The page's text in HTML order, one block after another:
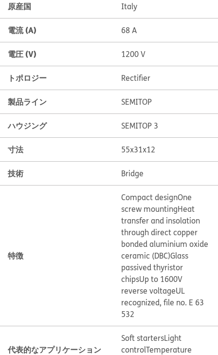
原産国 Italy
電流 (A) 68 A
電圧 (V) 1200 V
トポロジー Rectifier
製品ライン SEMITOP
ハウジング SEMITOP 3
寸法 55x31x12
技術 Bridge
特徴
Compact designOne
screw mountingHeat
transfer and insolation
through direct copper
bonded aluminium oxide
ceramic (DBC)Glass
passived thyristor
chipsUp to 1600V
reverse voltageUL
recognized, file no. E 63
532
代表的なアプリケーション
Soft startersLight
controlTemperature